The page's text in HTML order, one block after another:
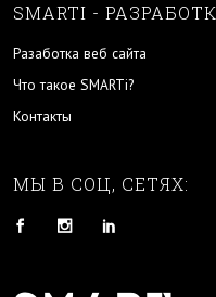
SMARTI -
Разаботка веб сайта
Что такое SMARTi?
Контакты
МЫ В СОЦ, СЕТЯХ: